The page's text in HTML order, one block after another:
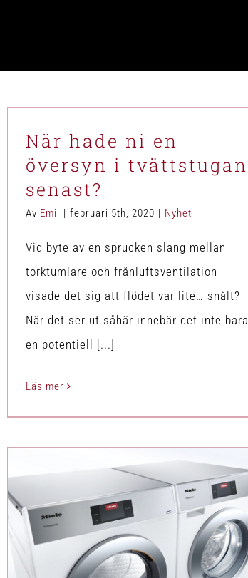
När hade ni en
översyn i tvättstugan
senast?
Av Emil | februari 5th, 2020 | Nyhet
Vid byte av en sprucken slang mellan
torktumlare och frånluftsventilation
visade det sig att flödet var lite… snålt?
När det ser ut såhär innebär det inte bara
en potentiell [...]
Läs mer
Lansering för nya Miele Little
Giants!
Nyhet